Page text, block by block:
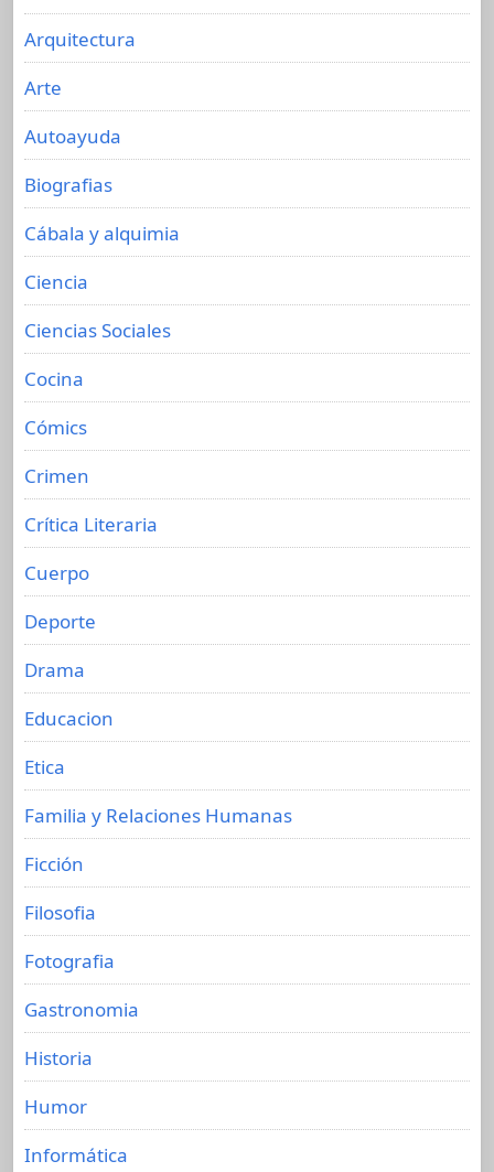
Arquitectura
Arte
Autoayuda
Biografias
Cábala y alquimia
Ciencia
Ciencias Sociales
Cocina
Cómics
Crimen
Crítica Literaria
Cuerpo
Deporte
Drama
Educacion
Etica
Familia y Relaciones Humanas
Ficción
Filosofia
Fotografia
Gastronomia
Historia
Humor
Informática